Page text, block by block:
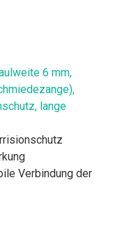
6 mm,
lange
Verbindung der